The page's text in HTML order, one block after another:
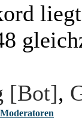
[Bot],